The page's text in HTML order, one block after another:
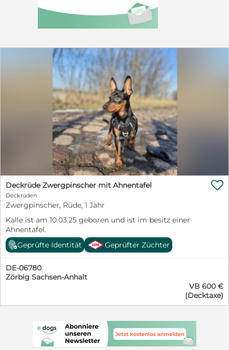
Deckrüde Zwergpinscher mit Ahnentafel
Deckrüden
Zwergpinscher, Rüde, 1 Jahr
Kalle ist am 10.03.25 geboren und ist im besitz einer
Ahnentafel.

Geprüfte Identität Geprüfter Züchter
DE-06780
Zörbig Sachsen-Anhalt
VB 600 €
(Decktaxe)